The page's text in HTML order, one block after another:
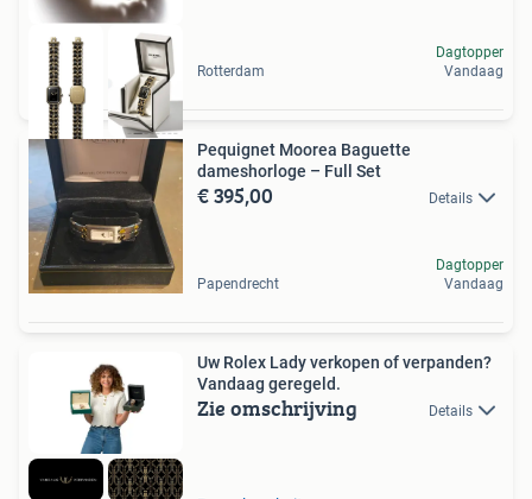
Rotterdam
Dagtopper
Vandaag
Pequignet Moorea Baguette
dameshorloge – Full Set
€ 395,00 Details
Papendrecht
Dagtopper
Vandaag
Uw Rolex Lady verkopen of verpanden?
Vandaag geregeld.
Zie omschrijving Details